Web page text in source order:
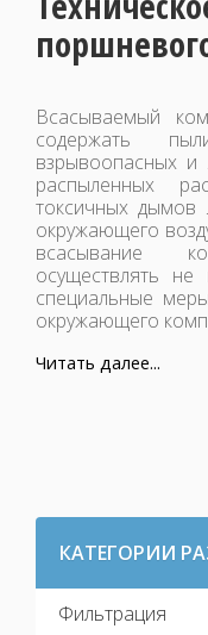
Всасываемый
содержать
взрывоопасных и
распыленных
токсичных дымов
окружающего
всасывание
осуществлять
специальные
окружающего
Читать далее...
КАТЕГОРИИ
Фильтрация